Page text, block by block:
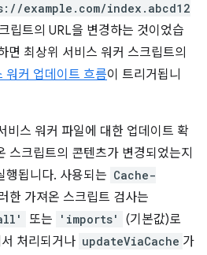
example.com/index.abcd12
립트의 URL을 변경하는 것이었습
면 최상위 서비스 워커 스크립트의
워커 업데이트 흐름이 트리거됩니
스 워커 파일에 대한 업데이트 확
스크립트의 콘텐츠가 변경되었는지
행됩니다. 사용되는 Cache-
한 가져온 스크립트 검사는
또는 'imports'
(기본값)로
처리되거나 updateViaCache 가